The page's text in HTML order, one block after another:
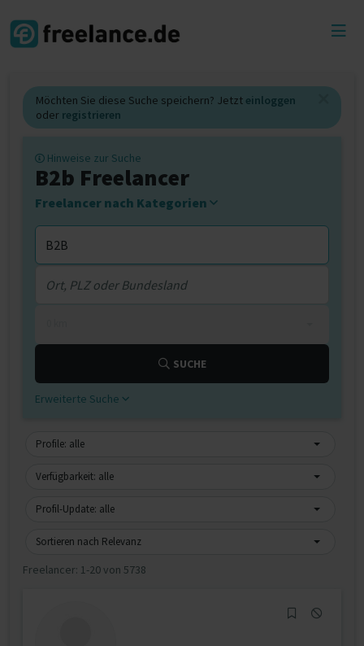
Möchten Sie diese Suche speichern? Jetzt einloggen
oder registrieren
Hinweise zur Suche
B2b Freelancer
Freelancer nach Kategorien
SUCHE
Erweiterte Suche
Profile: alle
Verfügbarkeit: alle
Profil-Update: alle
Sortieren nach Relevanz
Freelancer: 1-20 von 5738